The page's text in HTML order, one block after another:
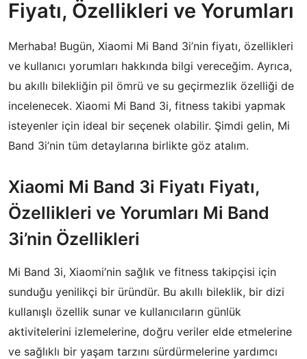
Fiyatı, Özellikleri ve Yorumları
Merhaba! Bugün, Xiaomi Mi Band 3i’nin fiyatı, özellikleri
ve kullanıcı yorumları hakkında bilgi vereceğim. Ayrıca,
bu akıllı bilekliğin pil ömrü ve su geçirmezlik özelliği de
incelenecek. Xiaomi Mi Band 3i, fitness takibi yapmak
isteyenler için ideal bir seçenek olabilir. Şimdi gelin, Mi
Band 3i’nin tüm detaylarına birlikte göz atalım.
Xiaomi Mi Band 3i Fiyatı Fiyatı,
Özellikleri ve Yorumları Mi Band
3i’nin Özellikleri
Mi Band 3i, Xiaomi’nin sağlık ve fitness takipçisi için
sunduğu yenilikçi bir üründür. Bu akıllı bileklik, bir dizi
kullanışlı özellik sunar ve kullanıcıların günlük
aktivitelerini izlemelerine, doğru veriler elde etmelerine
ve sağlıklı bir yaşam tarzını sürdürmelerine yardımcı